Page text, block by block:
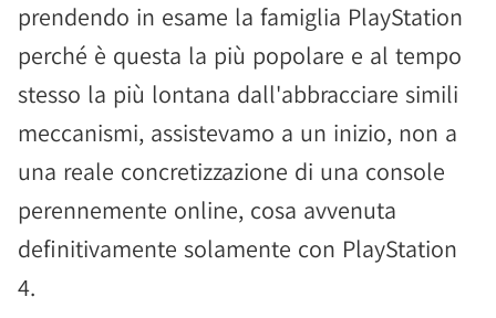
prendendo in esame la famiglia PlayStation
perché è questa la più popolare e al tempo
stesso la più lontana dall'abbracciare simili
meccanismi, assistevamo a un inizio, non a
una reale concretizzazione di una console
perennemente online, cosa avvenuta
definitivamente solamente con PlayStation
4.